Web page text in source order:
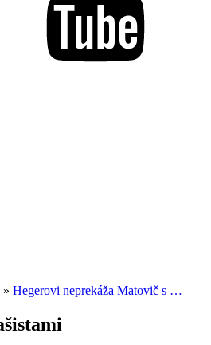
» Hegerovi neprekáža Matovič s …